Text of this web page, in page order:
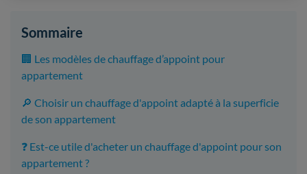
Sommaire
🏢 Les modèles de chauffage d’appoint pour
appartement
🔎 Choisir un chauffage d'appoint adapté à la superficie
de son appartement
❓ Est-ce utile d'acheter un chauffage d'appoint pour son
appartement ?